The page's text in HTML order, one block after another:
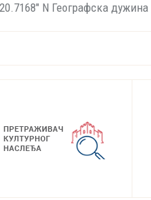
N Географска дужина